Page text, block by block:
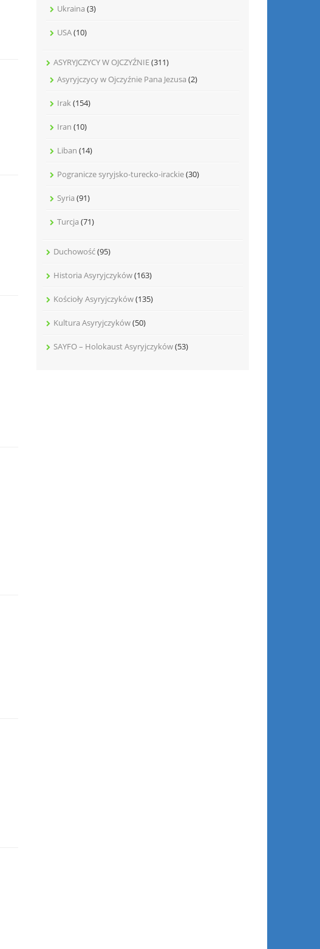
Ukraina (3)
USA(10)
ASYRYJCZYCY W OJCZYŹNIE(311)
Asyryjczycy w Ojczyźnie Pana Jezusa (2)
Irak(154)
Iran (10)
Liban (14)
Pogranicze syryjsko-turecko-irackie(30)
Syria (91)
Turcja (71)
Duchowość(95)
Historia Asyryjczyków(163)
Kościoły Asyryjczyków(135)
Kultura Asyryjczyków(50)
SAYFO – Holokaust Asyryjczyków(53)